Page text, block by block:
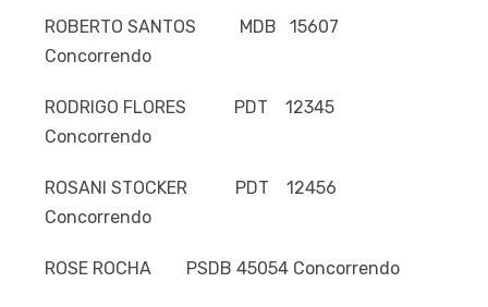
ROBERTO SANTOS MDB 15607
Concorrendo
RODRIGO FLORES PDT 12345
Concorrendo
ROSANI STOCKER PDT 12456
Concorrendo
ROSE ROCHA PSDB 45054 Concorrendo